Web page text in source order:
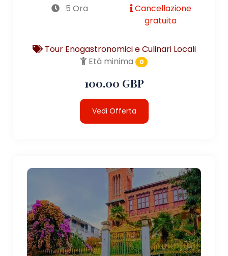
5 Ora
Cancellazione
gratuita
Tour Enogastronomici e Culinari Locali
Età minima
0
100.00 GBP
Vedi Offerta